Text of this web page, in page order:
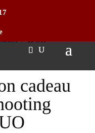
/ Bon
cadeau